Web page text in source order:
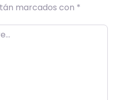
marcados con *